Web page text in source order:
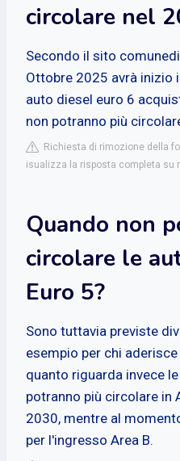
circolare nel
Secondo il sito
Ottobre 2025 avrà inizio
auto diesel euro 6
non potranno più
Richiesta di rimozione della
isualizza la risposta completa su
Quando non
circolare le
Euro 5?
Sono tuttavia previste
esempio per chi
quanto riguarda invece
potranno più circolare in
2030, mentre al
per l'ingresso Area B.